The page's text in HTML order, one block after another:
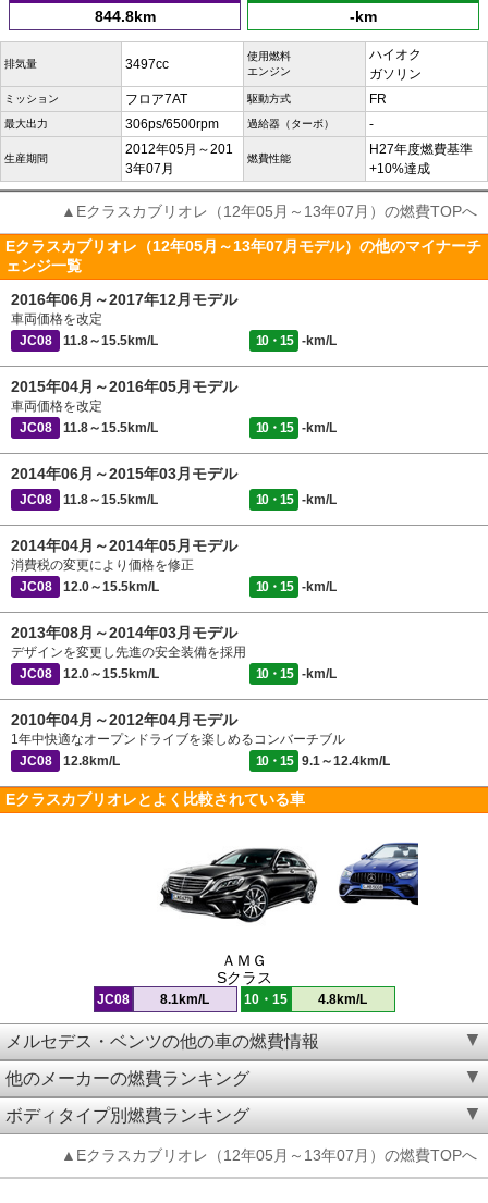
844.8km -km
排気量 3497cc
使用燃料
エンジン
ハイオク
ガソリン
ミッション フロア7AT 駆動方式 FR
最大出力 306ps/6500rpm 過給器（ターボ） -
生産期間
2012年05月～201
3年07月
燃費性能
H27年度燃費基準
+10%達成
▲Eクラスカブリオレ（12年05月～13年07月）の燃費TOPへ
Eクラスカブリオレ（12年05月～13年07月モデル）の他のマイナーチ
ェンジ一覧
2016年06月～2017年12月モデル
車両価格を改定
JC08
11.8～15.5km/L 10・15 -km/L
2015年04月～2016年05月モデル
車両価格を改定
JC08
11.8～15.5km/L 10・15 -km/L
2014年06月～2015年03月モデル
JC08 11.8～15.5km/L 10・15 -km/L
2014年04月～2014年05月モデル
消費税の変更により価格を修正
JC08
12.0～15.5km/L 10・15 -km/L
2013年08月～2014年03月モデル
デザインを変更し先進の安全装備を採用
JC08
12.0～15.5km/L 10・15 -km/L
2010年04月～2012年04月モデル
1年中快適なオープンドライブを楽しめるコンバーチブル
JC08
12.8km/L 10・15 9.1～12.4km/L
Eクラスカブリオレとよく比較されている車
ＡＭＧ
Sクラス
JC08 8.1km/L 10・15 4.8km/L
メルセデス・ベンツの他の車の燃費情報
他のメーカーの燃費ランキング
ボディタイプ別燃費ランキング
▲Eクラスカブリオレ（12年05月～13年07月）の燃費TOPへ